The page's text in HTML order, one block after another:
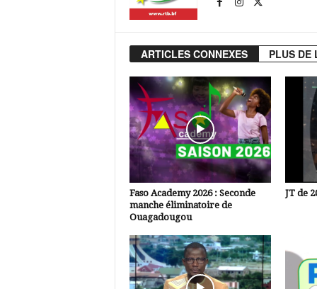
ARTICLES CONNEXES PLUS DE
Faso Academy 2026 : Seconde
manche éliminatoire de
Ouagadougou
JT de